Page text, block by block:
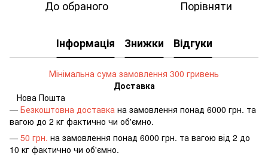
До обраного Порівняти
Інформація Знижки Відгуки
Мінімальна сума замовлення 300 гривень
Доставка
Нова Пошта
— Безкоштовна доставка на замовлення понад 6000 грн. та
вагою до 2 кг фактично чи об'ємно.
— 50 грн. на замовлення понад 6000 грн. та вагою від 2 до
10 кг фактично чи об'ємно.